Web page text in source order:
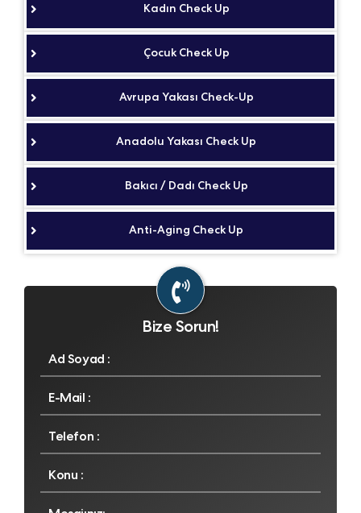
Kadın Check Up
Çocuk Check Up
Avrupa Yakası Check-Up
Anadolu Yakası Check Up
Bakıcı / Dadı Check Up
Anti-Aging Check Up
Bize Sorun!